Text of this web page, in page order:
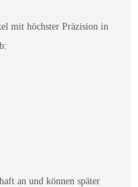
mit höchster Präzision in
an und können später